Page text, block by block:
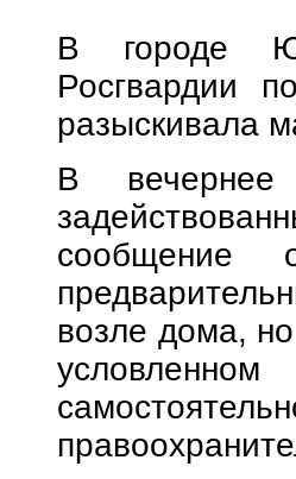
В городе
Росгвардии
разыскивала
В вечернее
сообщение
возле дома,